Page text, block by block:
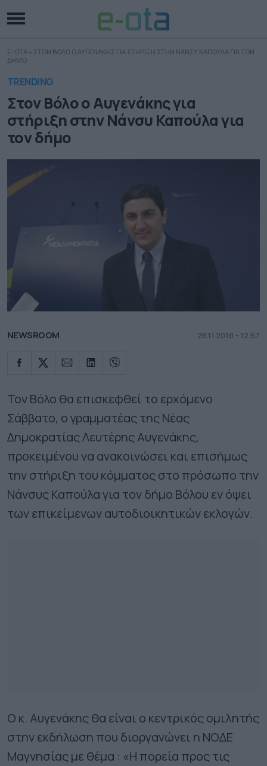
E-OTA » ΣΤΟΝ ΒΟΛΟ Ο ΑΥΓΕΝΑΚΗΣ ΓΙΑ ΣΤΗΡΙΞΗ ΣΤΗΝ ΝΑΝΣΥ ΚΑΠΟΥΛΑ ΓΙΑ ΤΟΝ
ΔΗΜΟ
TRENDING
Στον Βόλο ο Αυγενάκης για
στήριξη στην Νάνσυ Καπούλα για
τον δήμο
NEWSROOM 28.11.2018 - 12.57
Τον Βόλο θα επισκεφθεί το ερχόμενο
Σάββατο, ο γραμματέας της Νέας
Δημοκρατίας Λευτέρης Αυγενάκης,
προκειμένου να ανακοινώσει και επισήμως
την στήριξη του κόμματος στο πρόσωπο την
Νάνσυς Καπούλα για τον δήμο Βόλου εν όψει
των επικείμενων αυτοδιοικητικών εκλογών.
Ο κ. Αυγενάκης θα είναι ο κεντρικός ομιλητής
στην εκδήλωση που διοργανώνει η ΝΟΔΕ
Μαγνησίας με θέμα : «Η πορεία προς τις